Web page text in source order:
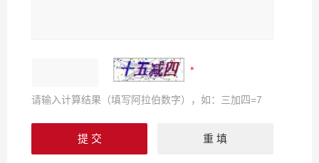
请输入计算结果（填写阿拉伯数字），如：三加四=7